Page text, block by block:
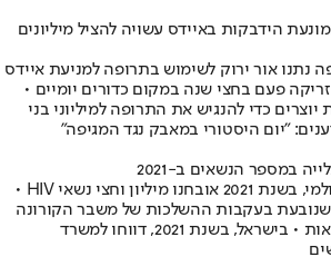
הידבקות באיידס עשויה להציל מיליונים
נתנו אור ירוק לשימוש בתרופה למניעת איידס
פעם בחצי שנה במקום כדורים יומיים •
כדי להנגיש את התרופה למיליוני בני
"יום היסטורי במאבק נגד המגיפה"
במספר הנשאים ב-2021
על פי ארגון הבריאות העולמי, בשנת 2021 אובחנו מיליון וחצי נשאי HIV •
קלה לעומת 2020, שנובעת בעקבות ההשלכות של משבר הקורונה
על נגישות למערכת הבריאות • בישראל, בשנת 2021, דווחו למשרד